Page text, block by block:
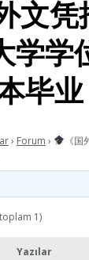
文
学学
毕业
› Forum ›
《
1)
Yazılar